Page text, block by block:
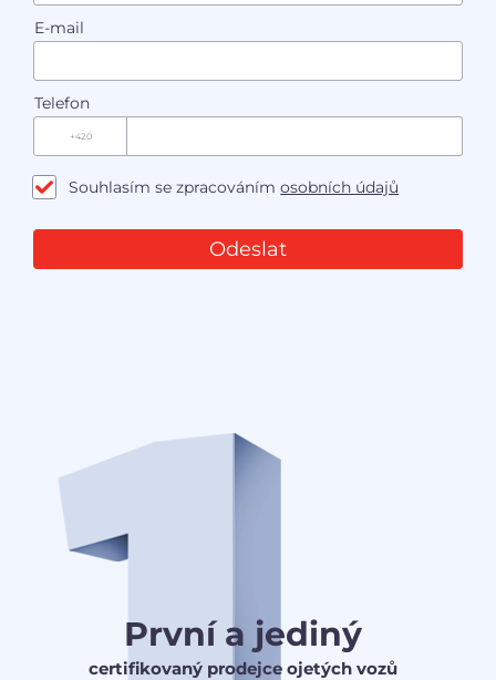
E-mail
Telefon
Souhlasím se zpracovánímosobních údajů
Odeslat
První a jediný
certifikovaný prodejce ojetých vozů